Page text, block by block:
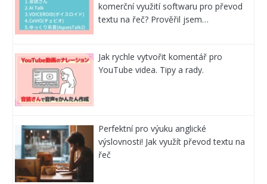
komerční využití softwaru pro převod
textu na řeč? Prověřil jsem…
Jak rychle vytvořit komentář pro
YouTube videa. Tipy a rady.
Perfektní pro výuku anglické
výslovnosti! Jak využít převod textu na
řeč